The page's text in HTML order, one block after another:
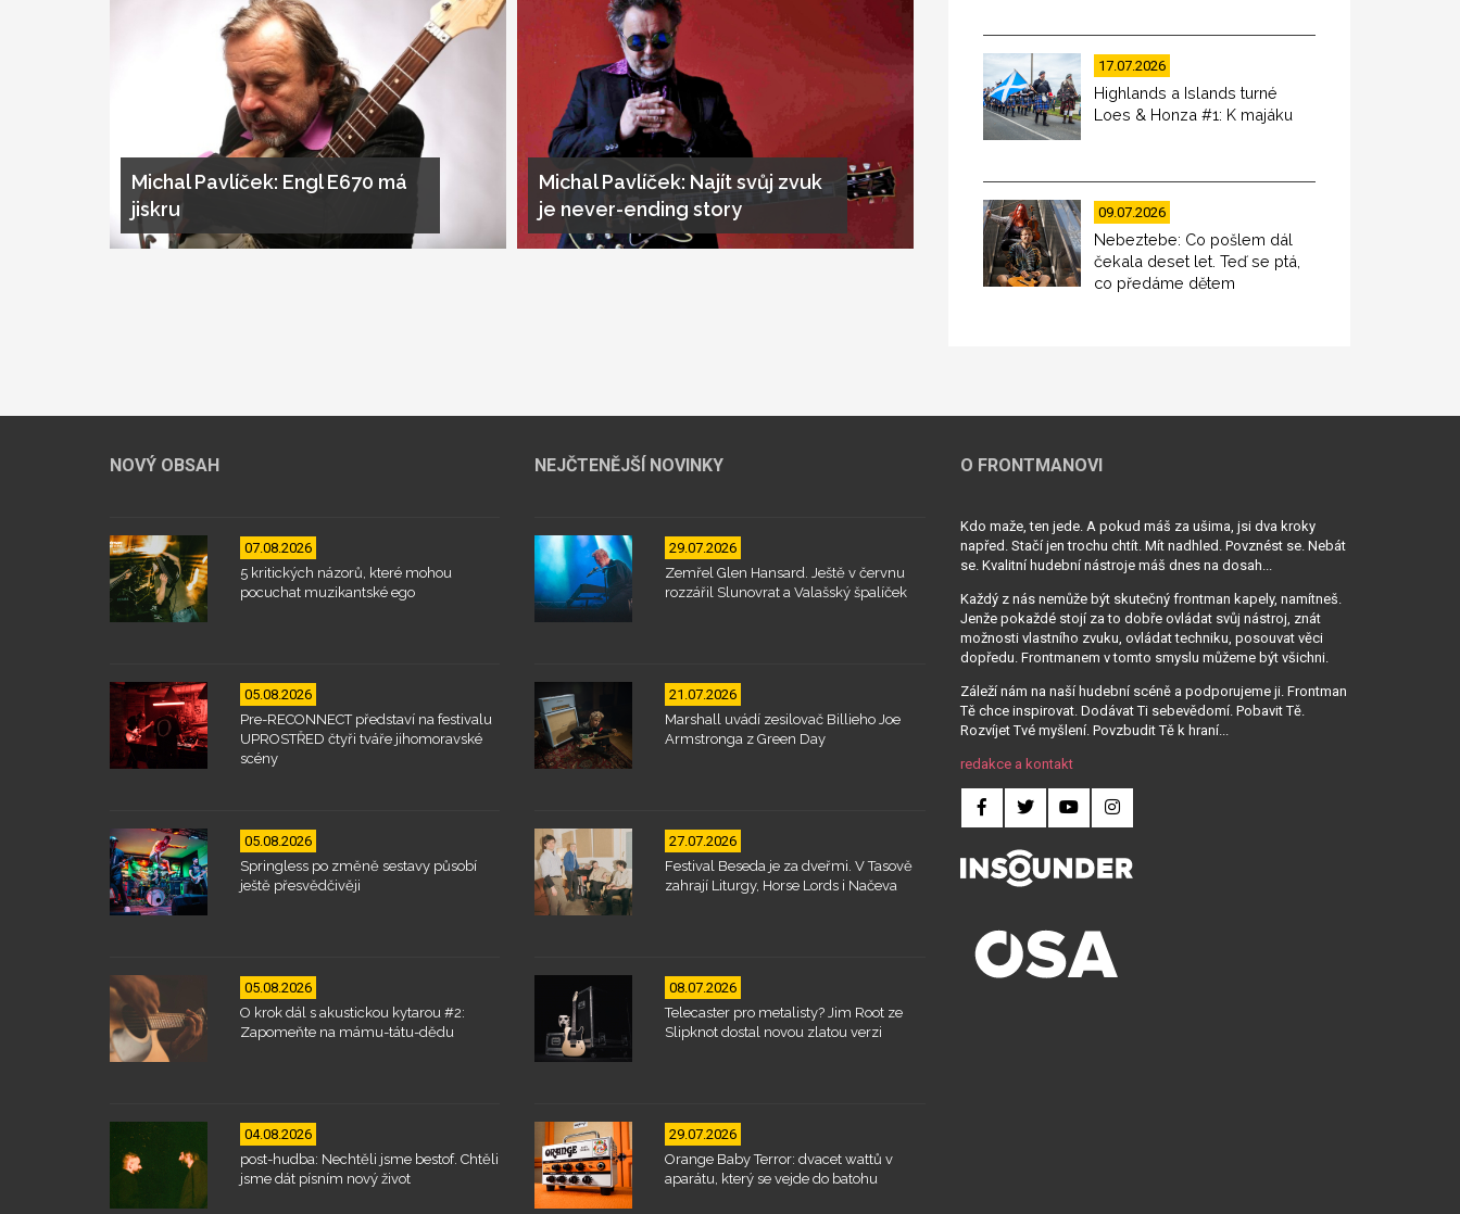
Michal Pavlíček: Engl E670 má
jiskru
Michal Pavlíček: Najít svůj zvuk
je never-ending story
17.07.2026
Highlands a Islands turné
Loes & Honza #1: K majáku
09.07.2026
Nebeztebe: Co pošlem dál
čekala deset let. Teď se ptá,
co předáme dětem
NOVÝ OBSAH
07.08.2026
5 kritických názorů, které mohou
pocuchat muzikantské ego
05.08.2026
Pre-RECONNECT představí na festivalu
UPROSTŘED čtyři tváře jihomoravské
scény
05.08.2026
Springless po změně sestavy působí
ještě přesvědčivěji
05.08.2026
O krok dál s akustickou kytarou #2:
Zapomeňte na mámu-tátu-dědu
04.08.2026
post-hudba: Nechtěli jsme bestof. Chtěli
jsme dát písním nový život
NEJČTENĚJŠÍ NOVINKY
29.07.2026
Zemřel Glen Hansard. Ještě v červnu
rozzářil Slunovrat a Valašský špalíček
21.07.2026
Marshall uvádí zesilovač Billieho Joe
Armstronga z Green Day
27.07.2026
Festival Beseda je za dveřmi. V Tasově
zahrají Liturgy, Horse Lords i Načeva
08.07.2026
Telecaster pro metalisty? Jim Root ze
Slipknot dostal novou zlatou verzi
29.07.2026
Orange Baby Terror: dvacet wattů v
aparátu, který se vejde do batohu
O FRONTMANOVI
Kdo maže, ten jede. A pokud máš za ušima, jsi dva kroky
napřed. Stačí jen trochu chtít. Mít nadhled. Povznést se. Nebát
se. Kvalitní hudební nástroje máš dnes na dosah...
Každý z nás nemůže být skutečný frontman kapely, namítneš.
Jenže pokaždé stojí za to dobře ovládat svůj nástroj, znát
možnosti vlastního zvuku, ovládat techniku, posouvat věci
dopředu. Frontmanem v tomto smyslu můžeme být všichni.
Záleží nám na naší hudební scéně a podporujeme ji. Frontman
Tě chce inspirovat. Dodávat Ti sebevědomí. Pobavit Tě.
Rozvíjet Tvé myšlení. Povzbudit Tě k hraní...
redakce a kontakt